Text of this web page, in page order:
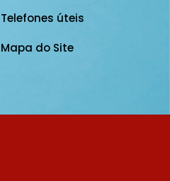
Telefones úteis
Mapa do Site